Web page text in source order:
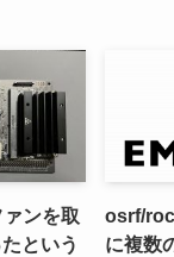
ンを取
という
osrf/
に複数